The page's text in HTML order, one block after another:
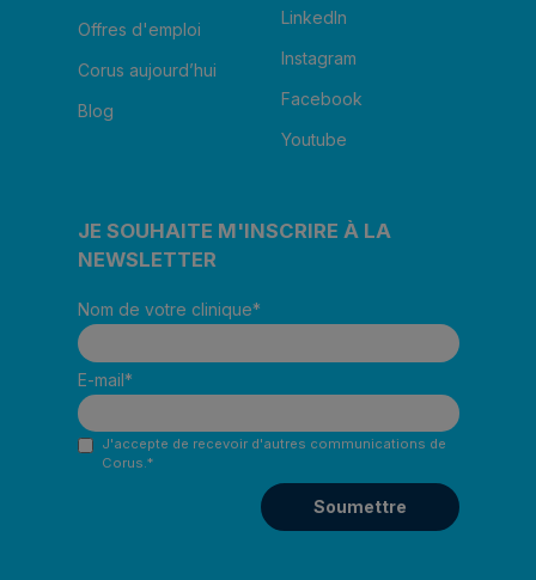
Offres d'emploi
Corus aujourd’hui
Blog
LinkedIn
Instagram
Facebook
Youtube
JE SOUHAITE M'INSCRIRE À LA
NEWSLETTER
Nom de votre clinique*
E-mail*
J'accepte de recevoir d'autres communications de
Corus.*